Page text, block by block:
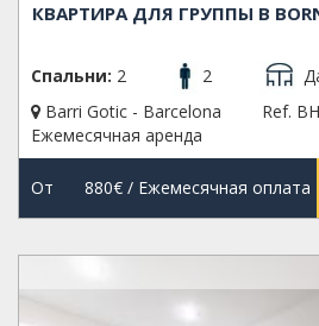
КВАРТИРА ДЛЯ ГРУППЫ В
Спальни: 2 2
Barri Gotic - Barcelona
Ref.
Ежемесячная аренда
От 880€/ Ежемесячная оплата